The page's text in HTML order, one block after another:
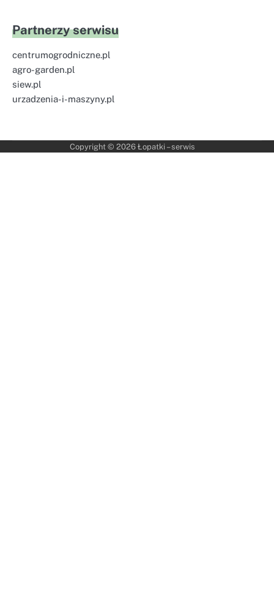
Partnerzy serwisu
centrumogrodniczne.pl
agro-garden.pl
siew.pl
urzadzenia-i-maszyny.pl
Copyright © 2026 Łopatki – serwis